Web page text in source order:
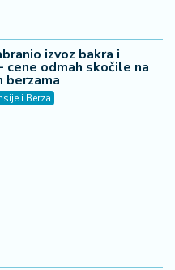
izvoz bakra i
cene odmah skočile na
berzama
i Berza